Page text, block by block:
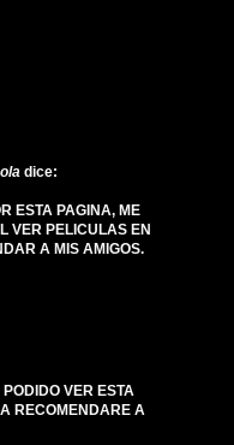
dice:
ESTA PAGINA, ME
VER PELICULAS EN
A MIS AMIGOS.
VER ESTA
RECOMENDARE A